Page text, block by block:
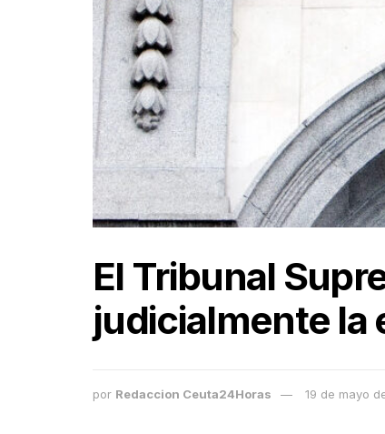
El Tribunal
judicialmente la
por Redaccion Ceuta24Horas 19 de mayo